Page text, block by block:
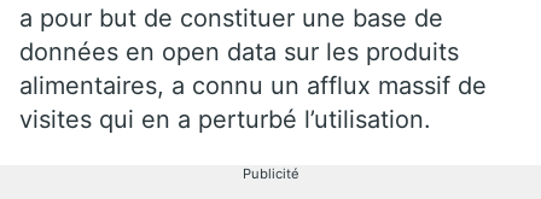
a pour but de constituer une base de
données en open data sur les produits
alimentaires, a connu un afflux massif de
visites qui en a perturbé l’utilisation.
Publicité